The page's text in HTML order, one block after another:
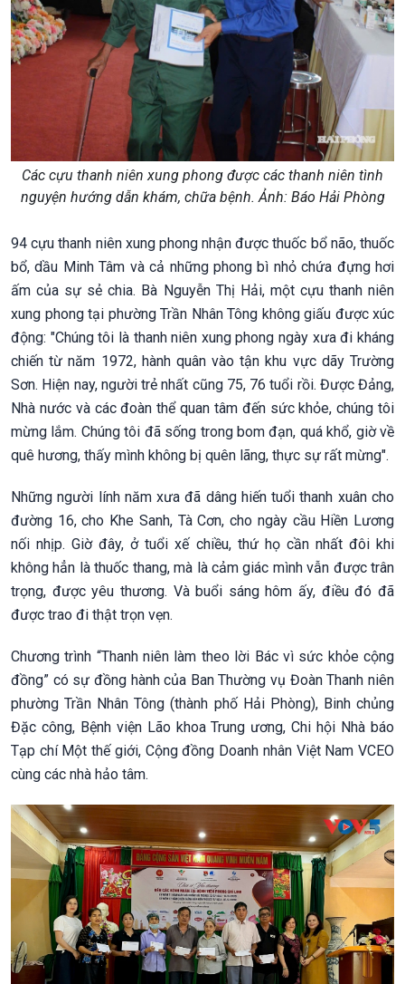
Các cựu thanh niên xung phong được các thanh niên tình
nguyện hướng dẫn khám, chữa bệnh. Ảnh: Báo Hải Phòng
94 cựu thanh niên xung phong nhận được thuốc bổ não, thuốc
bổ, dầu Minh Tâm và cả những phong bì nhỏ chứa đựng hơi
ấm của sự sẻ chia. Bà Nguyễn Thị Hải, một cựu thanh niên
xung phong tại phường Trần Nhân Tông không giấu được xúc
động: "Chúng tôi là thanh niên xung phong ngày xưa đi kháng
chiến từ năm 1972, hành quân vào tận khu vực dãy Trường
Sơn. Hiện nay, người trẻ nhất cũng 75, 76 tuổi rồi. Được Đảng,
Nhà nước và các đoàn thể quan tâm đến sức khỏe, chúng tôi
mừng lắm. Chúng tôi đã sống trong bom đạn, quá khổ, giờ về
quê hương, thấy mình không bị quên lãng, thực sự rất mừng".
Những người lính năm xưa đã dâng hiến tuổi thanh xuân cho
đường 16, cho Khe Sanh, Tà Cơn, cho ngày cầu Hiền Lương
nối nhịp. Giờ đây, ở tuổi xế chiều, thứ họ cần nhất đôi khi
không hẳn là thuốc thang, mà là cảm giác mình vẫn được trân
trọng, được yêu thương. Và buổi sáng hôm ấy, điều đó đã
được trao đi thật trọn vẹn.
Chương trình “Thanh niên làm theo lời Bác vì sức khỏe cộng
đồng” có sự đồng hành của Ban Thường vụ Đoàn Thanh niên
phường Trần Nhân Tông (thành phố Hải Phòng), Binh chủng
Đặc công, Bệnh viện Lão khoa Trung ương, Chi hội Nhà báo
Tạp chí Một thế giới, Cộng đồng Doanh nhân Việt Nam VCEO
cùng các nhà hảo tâm.